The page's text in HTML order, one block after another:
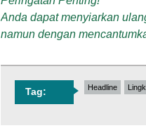
Anda dapat menyiarkan
namun dengan
Tag: Headline